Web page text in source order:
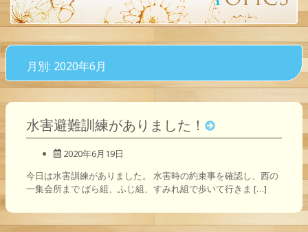
月別: 2020年6月
水害避難訓練がありました！
2020年6月19日
今日は水害訓練がありました。 水害時の約束事を確認し、西の
一集会所まで ばら組、ふじ組、すみれ組で歩いて行きま […]